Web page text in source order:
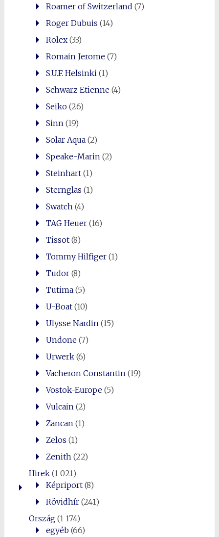
Roamer of Switzerland (7)
Roger Dubuis (14)
Rolex(33)
Romain Jerome(7)
S.U.F. Helsinki(1)
Schwarz Etienne(4)
Seiko(26)
Sinn(19)
Solar Aqua(2)
Speake-Marin(2)
Steinhart(1)
Sternglas (1)
Swatch(4)
TAG Heuer(16)
Tissot(8)
Tommy Hilfiger(1)
Tudor(8)
Tutima(5)
U-Boat(10)
Ulysse Nardin(15)
Undone(7)
Urwerk(6)
Vacheron Constantin(19)
Vostok-Europe(5)
Vulcain(2)
Zancan(1)
Zelos (1)
Zenith(22)
Hirek(1 021)
Képriport(8)
Rövidhír(241)
Ország(1 174)
egyéb(66)